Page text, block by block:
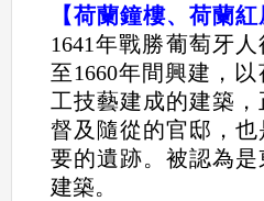
【荷蘭鐘樓、荷蘭紅
1641年戰勝葡萄牙
至1660年間興建，
工技藝建成的建築
督及隨從的官邸，
要的遺跡。被認為
建築。